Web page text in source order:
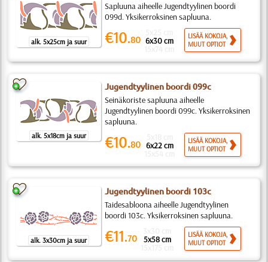
alk. 5x25cm ja suur
Sapluuna aiheelle Jugendtyylinen boordi
099d. Yksikerroksinen sapluuna.
€10.80 6x30 cm
LISÄÄ KOKOJA,
MUUT OPTIOT
alk. 5x18cm ja suur
Jugendtyylinen boordi 099c
Seinäkoriste sapluuna aiheelle
Jugendtyylinen boordi 099c. Yksikerroksinen
sapluuna.
€10.80 6x22 cm
LISÄÄ KOKOJA,
MUUT OPTIOT
alk. 3x30cm ja suur
Jugendtyylinen boordi 103c
Taidesabloona aiheelle Jugendtyylinen
boordi 103c. Yksikerroksinen sapluuna.
€11.70 5x58 cm
LISÄÄ KOKOJA,
MUUT OPTIOT